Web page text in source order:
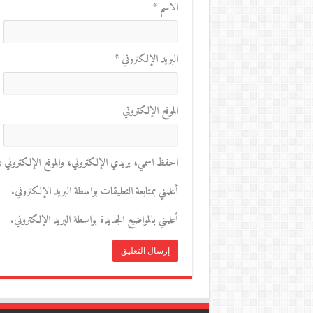
الاسم*
البريد الإلكتروني*
الموقع الإلكتروني
احفظ اسمي، بريدي الإلكتروني، والموقع الإلكتروني
أعلمني بمتابعة التعليقات بواسطة البريد الإلكتروني.
أعلمني بالمواضيع الجديدة بواسطة البريد الإلكتروني.